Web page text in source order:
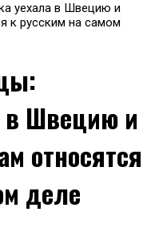
уехала в Швецию и
к русским на самом
в Швецию и
относятся
деле